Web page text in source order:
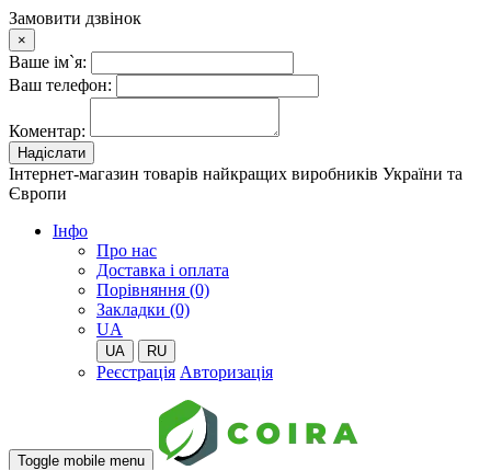
Замовити дзвінок
×
Ваше ім`я:
Ваш телефон:
Коментар:
Надіслати
Інтернет-магазин товарів найкращих виробників України та
Європи
Iнфо
Про нас
Доставка і оплата
Порівняння (0)
Закладки (0)
UA
UA RU
Реєстрація Авторизація
Toggle mobile menu